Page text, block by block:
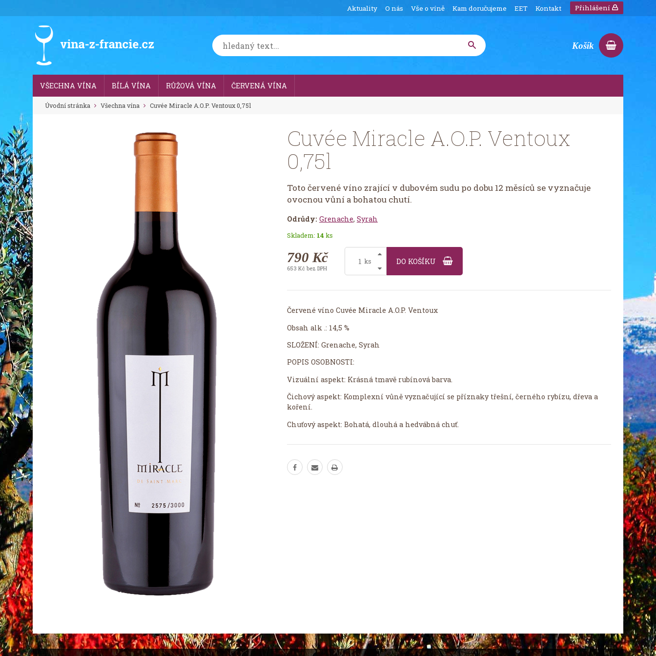
Aktuality O nás Vše o víně Kam doručujeme EET Kontakt Přihlášení
Košík
VŠECHNA VÍNA BÍLÁ VÍNA RŮŽOVÁ VÍNA ČERVENÁ VÍNA
Úvodní stránka Všechna vína Cuvée Miracle A.O.P. Ventoux 0,75l
Cuvée Miracle A.O.P. Ventoux
0,75l
Toto červené víno zrající v dubovém sudu po dobu 12 měsíců se vyznačuje
ovocnou vůní a bohatou chutí.
Odrůdy: Grenache, Syrah
Skladem: 14 ks
790 Kč
653 Kč bez DPH
ks DO KOŠÍKU
Červené víno Cuvée Miracle A.O.P. Ventoux
Obsah alk .: 14,5 %
SLOŽENÍ: Grenache, Syrah
POPIS OSOBNOSTI:
Vizuální aspekt: ​​Krásná tmavě rubínová barva.
Čichový aspekt: Komplexní vůně vyznačující se příznaky třešní, černého rybízu, dřeva a
koření.
Chuťový aspekt:​​ ​​Bohatá, dlouhá a hedvábná chuť.